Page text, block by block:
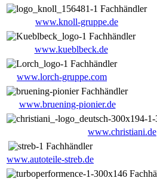
www.knoll-gruppe.de
www.kueblbeck.de
www.lorch-gruppe.com
www.bruening-pionier.de
www.christiani.de
www.autoteile-streb.de